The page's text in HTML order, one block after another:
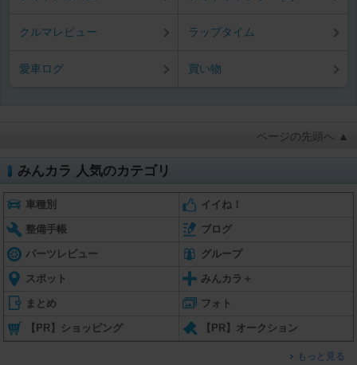
クルマレビュー ラップタイム
愛車ログ 買い物
ページの先頭へ ▲
みんカラ 人気のカテゴリ
車種別 イイね！
整備手帳 ブログ
パーツレビュー グループ
スポット みんカラ＋
まとめ フォト
【PR】ショッピング 【PR】オークション
もっと見る